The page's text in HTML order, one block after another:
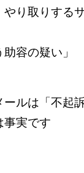
り取りする
容の疑い」
ルは「不起
事実です